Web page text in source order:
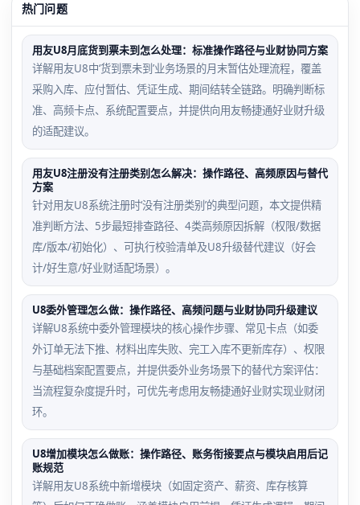
热门问题
用友U8月底货到票未到怎么处理：标准操作路径与业财协同方案
详解用友U8中‘货到票未到’业务场景的月末暂估处理流程，覆盖
采购入库、应付暂估、凭证生成、期间结转全链路。明确判断标
准、高频卡点、系统配置要点，并提供向用友畅捷通好业财升级
的适配建议。
用友U8注册没有注册类别怎么解决：操作路径、高频原因与替代
方案
针对用友U8系统注册时‘没有注册类别’的典型问题，本文提供精
准判断方法、5步最短排查路径、4类高频原因拆解（权限/数据
库/版本/初始化）、可执行校验清单及U8升级替代建议（好会
计/好生意/好业财适配场景）。
U8委外管理怎么做：操作路径、高频问题与业财协同升级建议
详解U8系统中委外管理模块的核心操作步骤、常见卡点（如委
外订单无法下推、材料出库失败、完工入库不更新库存）、权限
与基础档案配置要点，并提供委外业务场景下的替代方案评估：
当流程复杂度提升时，可优先考虑用友畅捷通好业财实现业财闭
环。
U8增加模块怎么做账：操作路径、账务衔接要点与模块启用后记
账规范
详解用友U8系统中新增模块（如固定资产、薪资、库存核算